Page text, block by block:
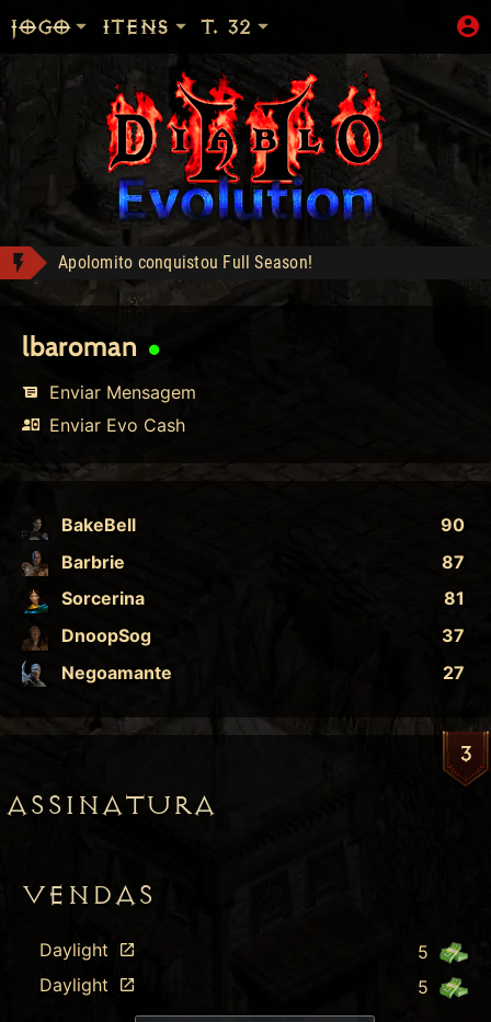
Apolomito conquistou Full Season!
Apolomito conquistou Deckard Cain!
Raw Vessel Shard - Compra: 1000
Raw Vessel Shard - Compra: 1000
Diablo's Horn - Compra: 300
LOJA_DO_FAKE conquistou Full Season!
JOGO ITENS T. 32
lbaroman
Enviar Mensagem
Enviar Evo Cash
BakeBell
90
Barbrie
87
Sorcerina
81
DnoopSog
37
Negoamante
27
3
ASSINATURA
VENDAS
Daylight
5
Daylight
5